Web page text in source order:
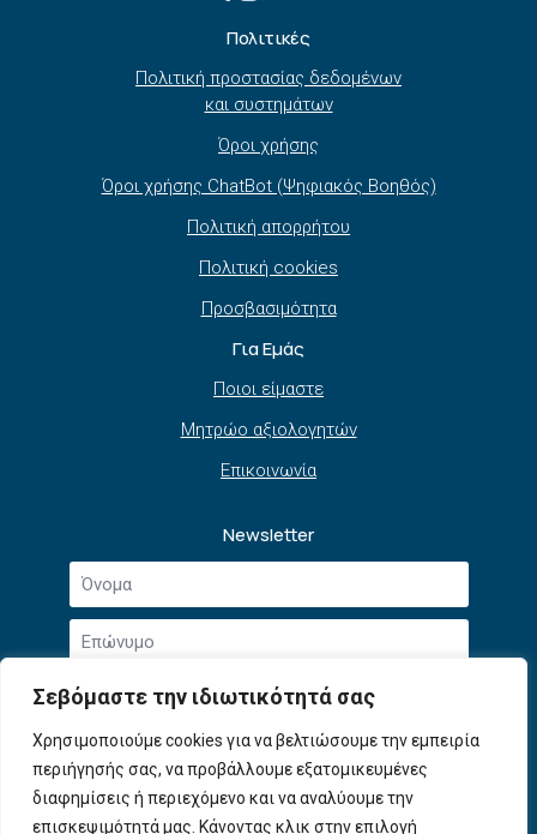
Σεβόμαστε την ιδιωτικότητά σας
Χρησιμοποιούμε cookies για να βελτιώσουμε την εμπειρία
περιήγησής σας, να προβάλλουμε εξατομικευμένες
διαφημίσεις ή περιεχόμενο και να αναλύουμε την
επισκεψιμότητά μας. Κάνοντας κλικ στην επιλογή
Πολιτικές
Πολιτική προστασίας δεδομένων
και συστημάτων
Όροι χρήσης
Όροι χρήσης ChatBot (Ψηφιακός Βοηθός)
Πολιτική απορρήτου
Πολιτική cookies
Προσβασιμότητα
Για Εμάς
Ποιοι είμαστε
Μητρώο αξιολογητών
Επικοινωνία
Newsletter
Όνομα
Επώνυμο
Email
*
Αποδοχή
όρων
χρήσης
*
Συμφωνώ με την Πολιτική Απορρήτουκαι τους
Όρους Χρήσης.
Εγγραφή